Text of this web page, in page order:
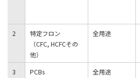
2
特定フロン
（CFC, HCFCその
他）
全用途
3 PCBs 全用途